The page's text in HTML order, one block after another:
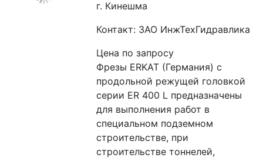
г. Кинешма
Контакт: ЗАО ИнжТехГидравлика
Цена по запросу
Фрезы ERKAT (Германия) с
продольной режущей головкой
серии ER 400 L предназначены
для выполнения работ в
специальном подземном
строительстве, при
строительстве тоннелей,